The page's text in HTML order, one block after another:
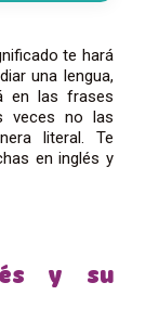
te hará
una lengua,
en las frases
veces no las
literal. Te
en inglés y
y su